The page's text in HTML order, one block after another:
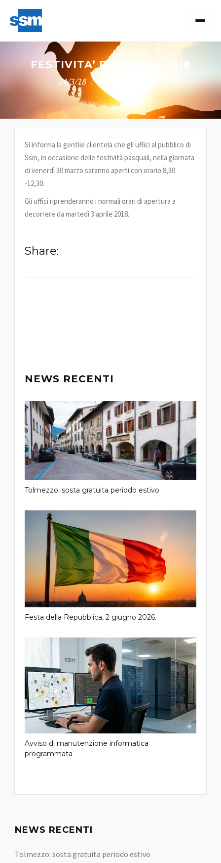
FESTIVITA’ PASQUALI 2018
14/3/18 /
Si informa la gentile clientela che gli uffici al pubblico di
Ssm, in occasione delle festività pasquali, nella giornata
di venerdì 30 marzo saranno aperti con orario 8,30
-12,30.
Gli uffici riprenderanno i normali orari di apertura a
decorrere da martedì 3 aprile 2018.
Share:
NEWS RECENTI
Tolmezzo: sosta gratuita periodo estivo
Festa della Repubblica, 2 giugno 2026.
Avviso di manutenzione informatica
programmata
NEWS RECENTI
Tolmezzo: sosta gratuita periodo estivo